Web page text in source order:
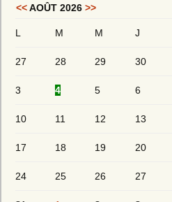
<<AOÛT 2026 >>
L M M J
27 28 29 30
3 4 5 6
10 11 12 13
17 18 19 20
24 25 26 27